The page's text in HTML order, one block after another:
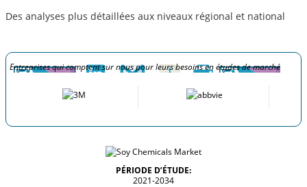
Des analyses plus détaillées aux niveaux régional et national
Entreprises qui comptent sur nous pour leurs besoins en études de marché
PÉRIODE D’ÉTUDE:
2021-2034